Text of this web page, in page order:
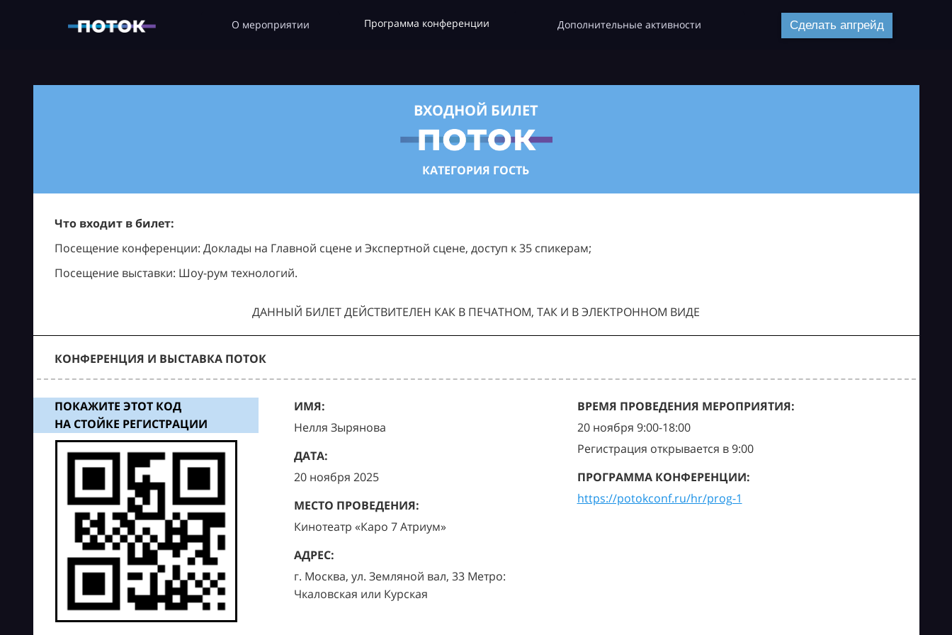
О мероприятии Программа конференции Дополнительные активности Сделать апгрейд
ВХОДНОЙ БИЛЕТ
КАТЕГОРИЯ ГОСТЬ
Что входит в билет:
Посещение конференции: Доклады на Главной сцене и Экспертной сцене, доступ к 35 спикерам;
Посещение выставки: Шоу-рум технологий.
ДАННЫЙ БИЛЕТ ДЕЙСТВИТЕЛЕН КАК В ПЕЧАТНОМ, ТАК И В ЭЛЕКТРОННОМ ВИДЕ
КОНФЕРЕНЦИЯ И ВЫСТАВКА ПОТОК
ПОКАЖИТЕ ЭТОТ КОД
НА СТОЙКЕ РЕГИСТРАЦИИ
ИМЯ:
Нелля Зырянова
ДАТА:
20 ноября 2025
МЕСТО ПРОВЕДЕНИЯ:
Кинотеатр «Каро 7 Атриум»
АДРЕС:
г. Москва, ул. Земляной вал, 33 Метро:
Чкаловская или Курская
ВРЕМЯ ПРОВЕДЕНИЯ МЕРОПРИЯТИЯ:
20 ноября 9:00-18:00
Регистрация открывается в 9:00
ПРОГРАММА КОНФЕРЕНЦИИ:
https://potokconf.ru/hr/prog-1